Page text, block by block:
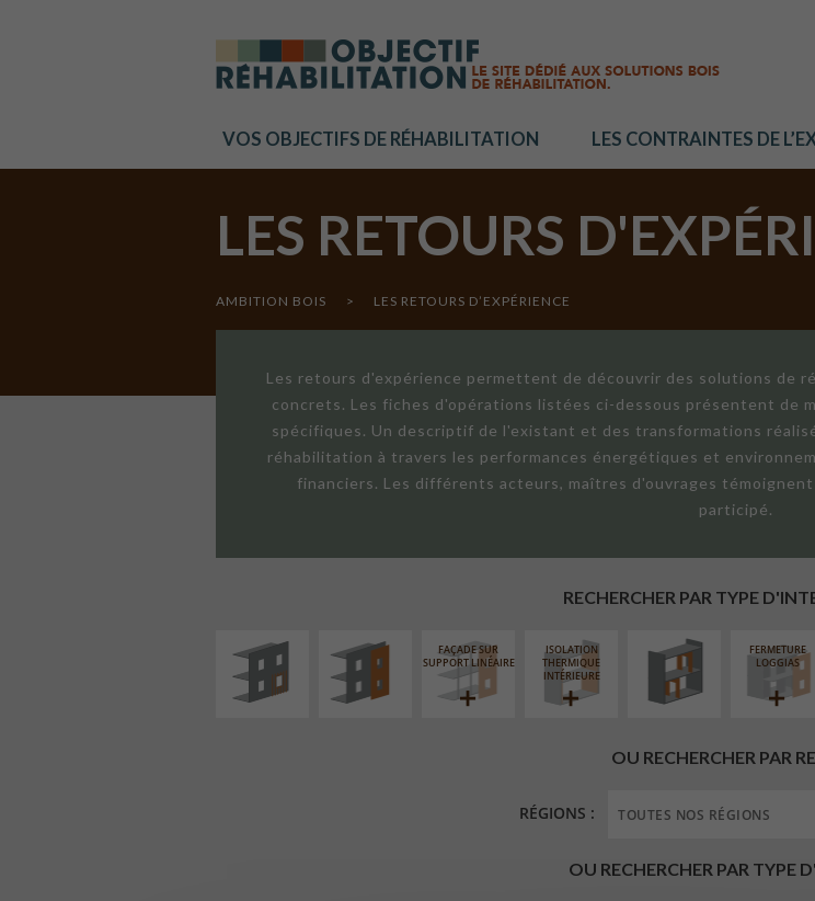
VOS OBJECTIFS DE RÉHABILITATION LES CONTRAINTES DE
LES RETOURS
AMBITION BOIS > LES RETOURS D’EXPÉRIENCE
Les retours d'expérience permettent de découvrir des solutions de
concrets. Les fiches d'opérations listées ci-dessous présentent de
spécifiques. Un descriptif de l'existant et des transformations
réhabilitation à travers les performances énergétiques et
financiers. Les différents acteurs, maîtres d'ouvrages
participé.
RECHERCHER PAR TYPE
ISOLATION
FAÇADE SUR
SUPPORT LINÉAIRE
ISOLATION
THERMIQUE
INTÉRIEURE
FERMETURE
LOGGIAS
OU RECHERCHER PAR
RÉGIONS :
OU RECHERCHER PAR TYPE